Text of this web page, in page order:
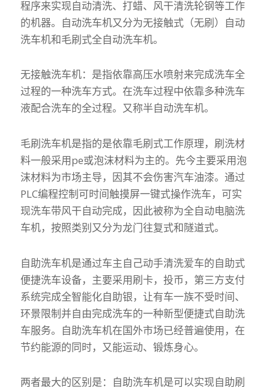
程序来实现自动清洗、打蜡、风干清洗轮钢等工作
的机器。自动洗车机又分为无接触式（无刷）自动
洗车机和毛刷式全自动洗车机。
无接触洗车机：是指依靠高压水喷射来完成洗车全
过程的一种洗车方式。在洗车过程中依靠多种洗车
液配合洗车的全过程。又称半自动洗车机。
毛刷洗车机是指的是依靠毛刷式工作原理，刷洗材
料一般采用pe或泡沫材料为主的。先今主要采用泡
沫材料为市场主导，因其不会伤害汽车油漆。通过
PLC编程控制可时间触摸屏一键式操作洗车，可实
现洗车带风干自动完成，因此被称为全自动电脑洗
车机，按照类别又分为龙门往复式和隧道式。
自助洗车机是通过车主自己动手清洗爱车的自助式
便捷洗车设备，主要采用刷卡，投币，第三方支付
系统完成全智能化自助银，让有车一族不受时间、
环景限制并自由完成洗车的一种新型便捷式自助洗
车服务。自助洗车机在国外市场已经普遍使用，在
节约能源的同时，又能运动、锻炼身心。
两者最大的区别是：自助洗车机是可以实现自助刷